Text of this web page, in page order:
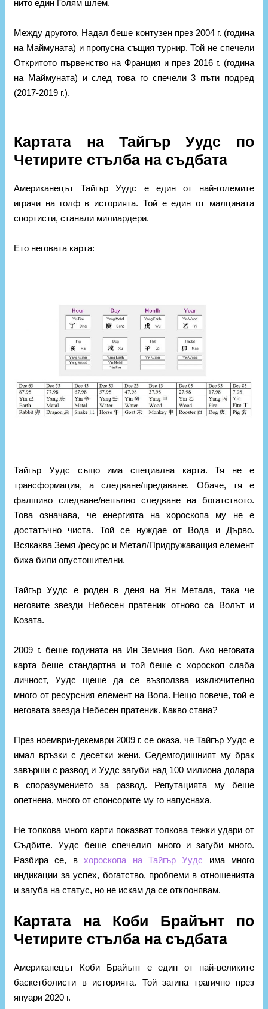
нито един Голям шлем.
Между другото, Надал беше контузен през 2004 г. (година
на Маймуната) и пропусна същия турнир. Той не спечели
Откритото първенство на Франция и през 2016 г. (година
на Маймуната) и след това го спечели 3 пъти подред
(2017-2019 г.).
Картата на Тайгър Уудс по
Четирите стълба на съдбата
Американецът Тайгър Уудс е един от най-големите
играчи на голф в историята. Той е един от малцината
спортисти, станали милиардери.
Ето неговата карта:
Тайгър Уудс също има специална карта. Тя не е
трансформация, а следване/предаване. Обаче, тя е
фалшиво следване/непълно следване на богатството.
Това означава, че енергията на хороскопа му не е
достатъчно чиста. Той се нуждае от Вода и Дърво.
Всякаква Земя /ресурс и Метал/Придружаващия елемент
биха били опустошителни.
Тайгър Уудс е роден в деня на Ян Метала, така че
неговите звезди Небесен пратеник отново са Волът и
Козата.
2009 г. беше годината на Ин Земния Вол. Ако неговата
карта беше стандартна и той беше с хороскоп слаба
личност, Уудс щеше да се възползва изключително
много от ресурсния елемент на Вола. Нещо повече, той е
неговата звезда Небесен пратеник. Какво стана?
През ноември-декември 2009 г. се оказа, че Тайгър Уудс е
имал връзки с десетки жени. Седемгодишният му брак
завърши с развод и Уудс загуби над 100 милиона долара
в споразумението за развод. Репутацията му беше
опетнена, много от спонсорите му го напуснаха.
Не толкова много карти показват толкова тежки удари от
Съдбите. Уудс беше спечелил много изагуби много.
Разбира се, вхороскопа на Тайгър Уудс има много
индикации за успех, богатство, проблеми в отношенията
и загуба на статус, но не искам да се отклонявам.
Картата на Коби Брайънт по
Четирите стълба на съдбата
Американецът Коби Брайънт е един от най-великите
баскетболисти в историята. Той загина трагично през
януари 2020 г.